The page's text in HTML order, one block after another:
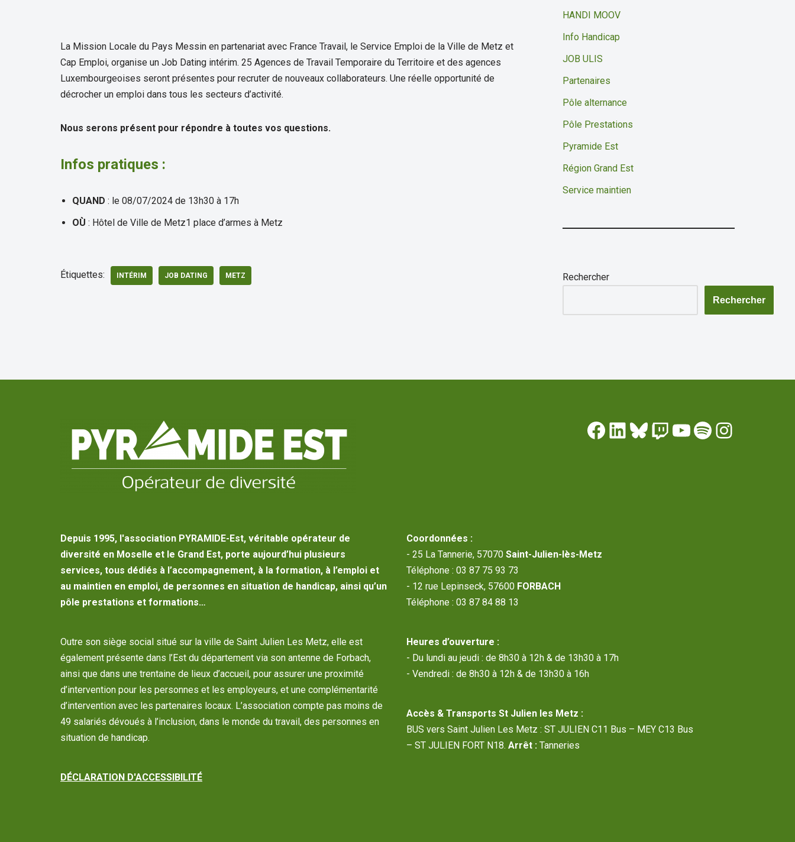
La Mission Locale du Pays Messin en partenariat avec France Travail, le Service Emploi de la Ville de Metz et
Cap Emploi, organise un Job Dating intérim. 25 Agences de Travail Temporaire du Territoire et des agences
Luxembourgeoises seront présentes pour recruter de nouveaux collaborateurs. Une réelle opportunité de
décrocher un emploi dans tous les secteurs d’activité.
Nous serons présent pour répondre à toutes vos questions.
Infos pratiques :
QUAND : le 08/07/2024 de 13h30 à 17h
OÙ : Hôtel de Ville de Metz1 place d’armes à Metz
Étiquettes: INTÉRIM JOB DATING METZ
HANDI MOOV
Info Handicap
JOB ULIS
Partenaires
Pôle alternance
Pôle Prestations
Pyramide Est
Région Grand Est
Service maintien
Rechercher
Rechercher
Depuis 1995, l'association PYRAMIDE-Est, véritable opérateur de
diversité en Moselle et le Grand Est, porte aujourd’hui plusieurs
services, tous dédiés à l’accompagnement, à la formation, à l’emploi et
au maintien en emploi, de personnes en situation de handicap, ainsi qu’un
pôle prestations et formations…
Outre son siège social situé sur la ville de Saint Julien Les Metz, elle est
également présente dans l’Est du département via son antenne de Forbach,
ainsi que dans une trentaine de lieux d’accueil, pour assurer une proximité
d’intervention pour les personnes et les employeurs, et une complémentarité
d’intervention avec les partenaires locaux. L’association compte pas moins de
49 salariés dévoués à l’inclusion, dans le monde du travail, des personnes en
situation de handicap.
DÉCLARATION D'ACCESSIBILITÉ
Coordonnées :
- 25 La Tannerie, 57070 Saint-Julien-lès-Metz
Téléphone : 03 87 75 93 73
- 12 rue Lepinseck, 57600 FORBACH
Téléphone : 03 87 84 88 13
Heures d’ouverture :
- Du lundi au jeudi : de 8h30 à 12h & de 13h30 à 17h
- Vendredi : de 8h30 à 12h & de 13h30 à 16h
Accès & Transports St Julien les Metz :
BUS vers Saint Julien Les Metz : ST JULIEN C11 Bus – MEY C13 Bus
– ST JULIEN FORT N18. Arrêt : Tanneries